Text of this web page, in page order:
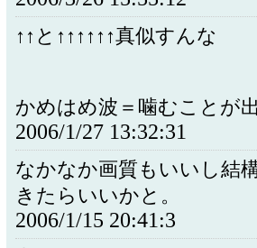
↑↑と↑↑↑↑↑↑真似すんな
かめはめ波＝噛むことが
2006/1/27 13:32:31
なかなか画質もいいし結
きたらいいかと。
2006/1/15 20:41:3